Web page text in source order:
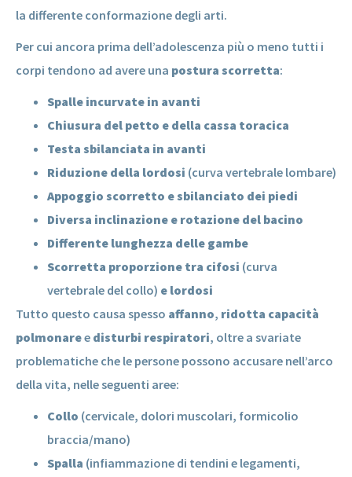
la differente conformazione degli arti.
Per cui ancora prima dell’adolescenza più o meno tutti i
corpi tendono ad avere una postura scorretta:
Spalle incurvate in avanti
Chiusura del petto e della cassa toracica
Testa sbilanciata in avanti
Riduzione della lordosi (curva vertebrale lombare)
Appoggio scorretto e sbilanciato dei piedi
Diversa inclinazione e rotazione del bacino
Differente lunghezza delle gambe
Scorretta proporzione tra cifosi (curva
vertebrale del collo) e lordosi
Tutto questo causa spesso affanno, ridotta capacità
polmonaree disturbi respiratori, oltre a svariate
problematiche che le persone possono accusare nell’arco
della vita, nelle seguenti aree:
Collo (cervicale, dolori muscolari, formicolio
braccia/mano)
Spalla (infiammazione di tendini e legamenti,